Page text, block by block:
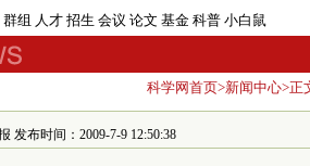
群组 人才 招生 会议 论文 基金 科普 小白鼠
科学网首页>新闻中心>正
发布时间：2009-7-9 12:50:38